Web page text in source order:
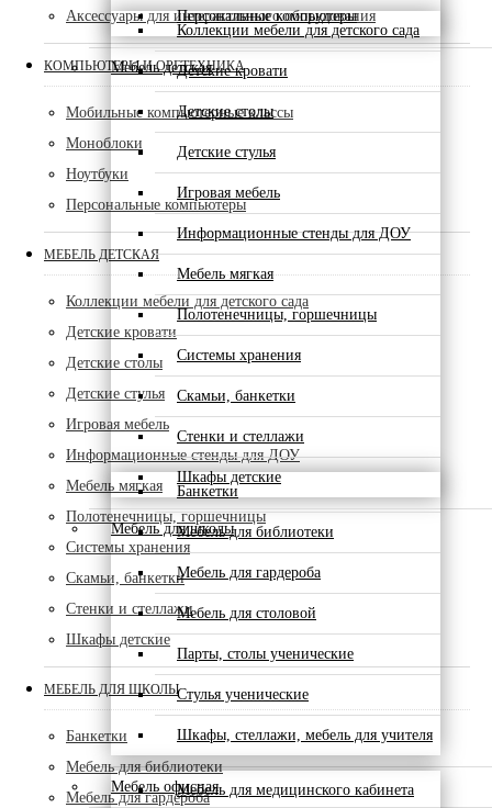
Персональные компьютеры
Мебель детская
Коллекции мебели для детского сада
Детские кровати
Детские столы
Детские стулья
Игровая мебель
Информационные стенды для ДОУ
Мебель мягкая
Полотенечницы, горшечницы
Системы хранения
Скамьи, банкетки
Стенки и стеллажи
Шкафы детские
Мебель для школы
Банкетки
Мебель для библиотеки
Мебель для гардероба
Мебель для столовой
Парты, столы ученические
Стулья ученические
Шкафы, стеллажи, мебель для учителя
Мебель офиснаяМебель для медицинского кабинета
Аксессуары для интерактивного оборудования
КОМПЬЮТЕРЫ И ОРГТЕХНИКА
Мобильные компьютерные классы
Моноблоки
Ноутбуки
Персональные компьютеры
МЕБЕЛЬ ДЕТСКАЯ
Коллекции мебели для детского сада
Детские кровати
Детские столы
Детские стулья
Игровая мебель
Информационные стенды для ДОУ
Мебель мягкая
Полотенечницы, горшечницы
Системы хранения
Скамьи, банкетки
Стенки и стеллажи
Шкафы детские
МЕБЕЛЬ ДЛЯ ШКОЛЫ
Банкетки
Мебель для библиотеки
Мебель для гардероба